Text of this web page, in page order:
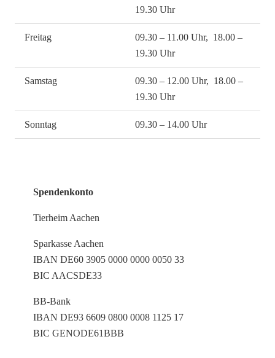
19.30 Uhr
Freitag
09.30 – 11.00 Uhr, 18.00 –
19.30 Uhr
Samstag
09.30 – 12.00 Uhr, 18.00 –
19.30 Uhr
Sonntag 09.30 – 14.00 Uhr
Spendenkonto
Tierheim Aachen
Sparkasse Aachen
IBAN DE60 3905 0000 0000 0050 33
BIC AACSDE33
BB-Bank
IBAN DE93 6609 0800 0008 1125 17
BIC GENODE61BBB